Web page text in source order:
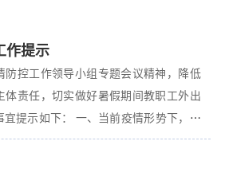
实提高政治站位，深刻认识当前疫情
思维、强化问题导向，严格落实主体
任，坚决做到放假不放松认识、放假不
要求，坚决打赢暑假校园疫情阻击战、
作提示
防控工作领导小组专题会议精神，降低
体责任，切实做好暑假期间教职工外出
、当前疫情形势下，建
齐”“非必要不前往风险地区及风险地
要